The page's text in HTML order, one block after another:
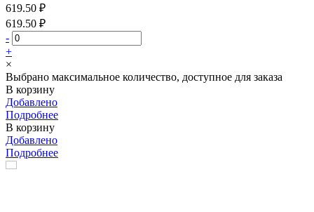
619.50 ₽
619.50 ₽
-
+
×
Выбрано максимальное количество, доступное для заказа
В корзину
Добавлено
Подробнее
В корзину
Добавлено
Подробнее